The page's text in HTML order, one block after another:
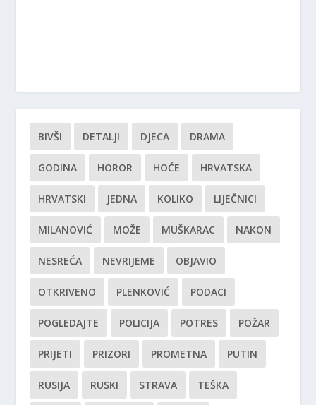
BIVŠI DETALJI DJECA DRAMA
GODINA HOROR HOĆE HRVATSKA
HRVATSKI JEDNA KOLIKO LIJEČNICI
MILANOVIĆ MOŽE MUŠKARAC NAKON
NESREĆA NEVRIJEME OBJAVIO
OTKRIVENO PLENKOVIĆ PODACI
POGLEDAJTE POLICIJA POTRES POŽAR
PRIJETI PRIZORI PROMETNA PUTIN
RUSIJA RUSKI STRAVA TEŠKA